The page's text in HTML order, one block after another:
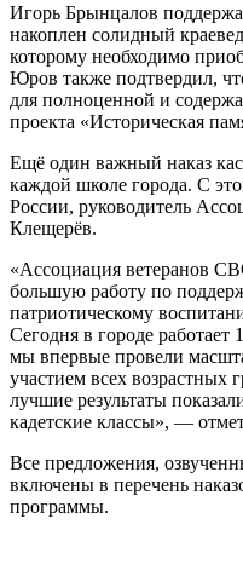
Игорь Брынцалов
накоплен солидный
которому необходимо
Юров также подтвердил,
для полноценной и
проекта «Историческая
Ещё один важный наказ
каждой школе города. С
России, руководитель
Клещерёв.
«Ассоциация ветеранов
большую работу по
патриотическому
Сегодня в городе работает
мы впервые провели
участием всех возрастных
лучшие результаты
кадетские классы», —
Все предложения,
включены в перечень
программы.